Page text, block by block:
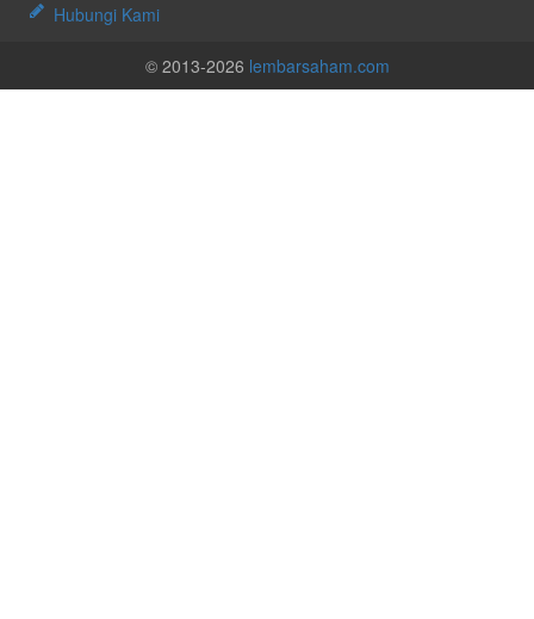
Hubungi Kami
© 2013-2026 lembarsaham.com